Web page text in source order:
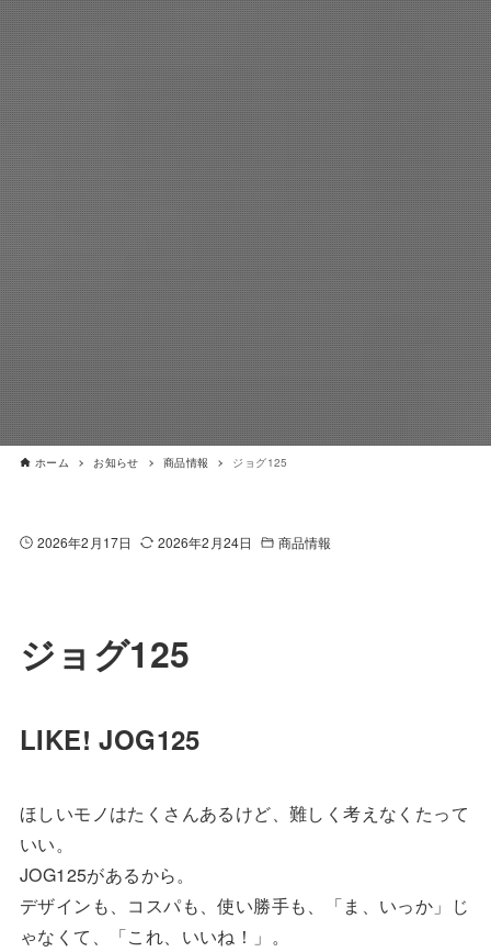
ホーム お知らせ 商品情報 ジョグ125
2026年2月17日 2026年2月24日 商品情報
ジョグ125
LIKE! JOG125
ほしいモノはたくさんあるけど、難しく考えなくたって
いい。
JOG125があるから。
デザインも、コスパも、使い勝手も、「ま、いっか」じ
ゃなくて、「これ、いいね！」。